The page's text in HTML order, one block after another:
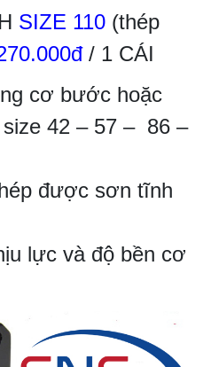
SIZE 110 (thép
/ 1 CÁI
cơ bước hoặc
42 – 57 – 86 –
được sơn tĩnh
lực và độ bền cơ